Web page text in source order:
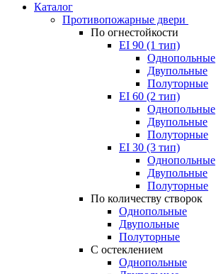
Каталог
Противопожарные двери
По огнестойкости
EI 90 (1 тип)
Однопольные
Двупольные
Полуторные
EI 60 (2 тип)
Однопольные
Двупольные
Полуторные
EI 30 (3 тип)
Однопольные
Двупольные
Полуторные
По количеству створок
Однопольные
Двупольные
Полуторные
С остеклением
Однопольные